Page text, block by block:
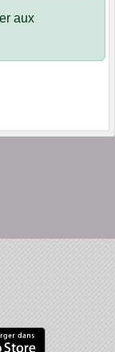
aux